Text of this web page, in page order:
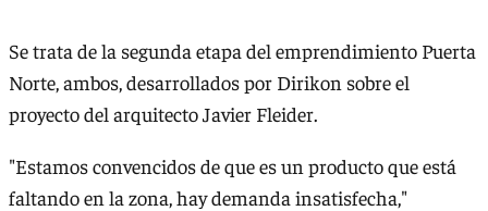
Se trata de la segunda etapa del emprendimiento Puerta
Norte, ambos, desarrollados por Dirikon sobre el
proyecto del arquitecto Javier Fleider.
"Estamos convencidos de que es un producto que está
faltando en la zona, hay demanda insatisfecha,"